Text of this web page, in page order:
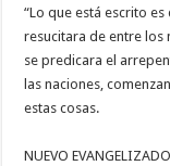
“Lo que está escrito
resucitara de entre los
se predicara el
las naciones,
estas cosas.
NUEVO